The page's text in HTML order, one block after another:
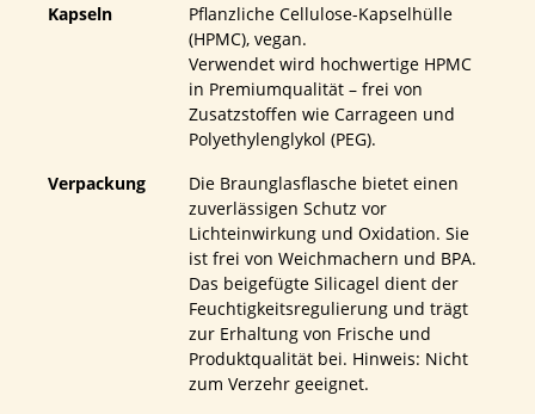
Kapseln
Pflanzliche Cellulose-Kapselhülle
(HPMC), vegan.
Verwendet wird hochwertige HPMC
in Premiumqualität – frei von
Zusatzstoffen wie Carrageen und
Polyethylenglykol (PEG).
Verpackung
Die Braunglasflasche bietet einen
zuverlässigen Schutz vor
Lichteinwirkung und Oxidation. Sie
ist frei von Weichmachern und BPA.
Das beigefügte Silicagel dient der
Feuchtigkeitsregulierung und trägt
zur Erhaltung von Frische und
Produktqualität bei. Hinweis: Nicht
zum Verzehr geeignet.